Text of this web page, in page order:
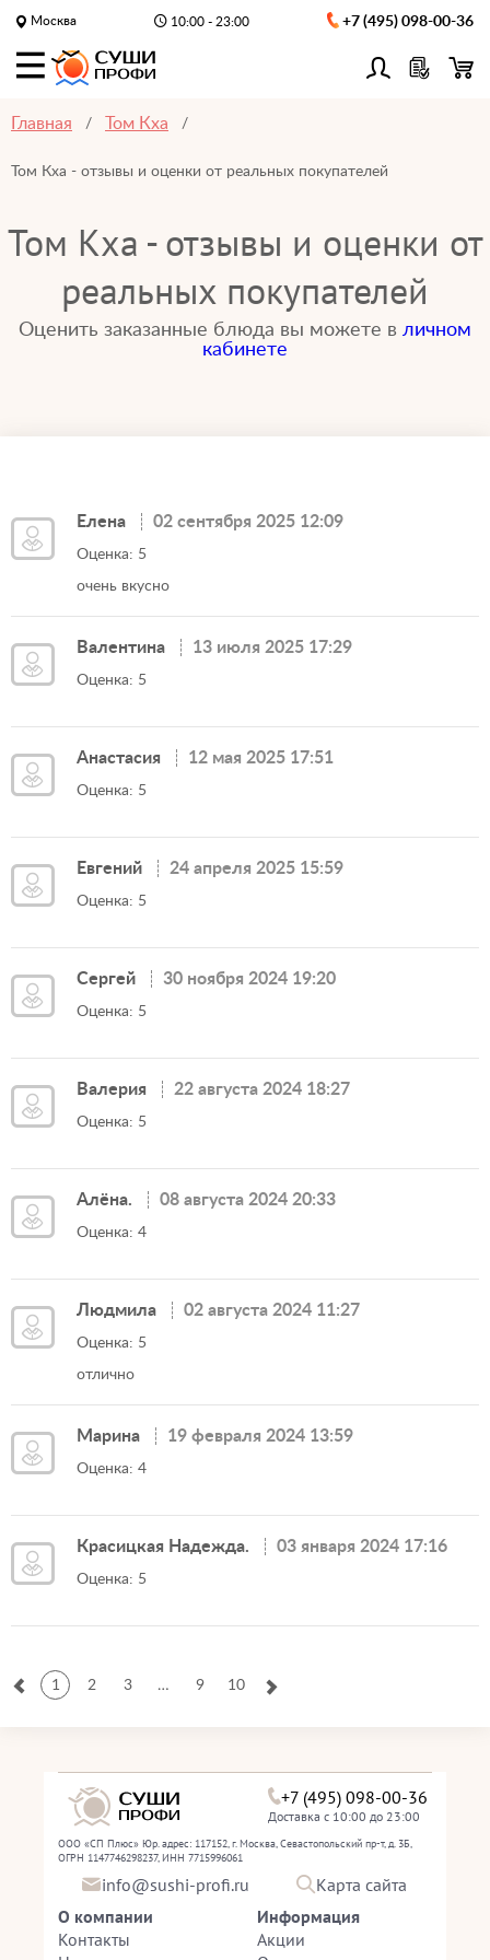
Москва 10:00 - 23:00 +7 (495) 098-00-36
Главная Том Кха
Том Кха - отзывы и оценки от реальных покупателей
Том Кха - отзывы и оценки от
реальных покупателей
Оценить заказанные блюда вы можете в личном
кабинете
Елена 02 сентября 2025 12:09
Оценка: 5
очень вкусно
Валентина 13 июля 2025 17:29
Оценка: 5
Анастасия 12 мая 2025 17:51
Оценка: 5
Евгений 24 апреля 2025 15:59
Оценка: 5
Сергей 30 ноября 2024 19:20
Оценка: 5
Валерия 22 августа 2024 18:27
Оценка: 5
Алёна. 08 августа 2024 20:33
Оценка: 4
Людмила 02 августа 2024 11:27
Оценка: 5
отлично
Марина 19 февраля 2024 13:59
Оценка: 4
Красицкая Надежда. 03 января 2024 17:16
Оценка: 5
1 2 3 … 9 10
+7 (495) 098-00-36
Доставка с 10:00 до 23:00
ООО «СП Плюс» Юр. адрес: 117152, г. Москва, Севастопольский пр-т, д. 3Б,
ОГРН 1147746298237, ИНН 7715996061
info@sushi-profi.ru
Карта сайта
О компании
Контакты
Информация
Акции